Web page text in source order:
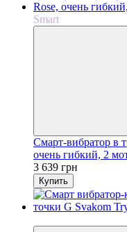
Smart
Смарт-вибратор в
очень гибкий, 2
3 639 грн
Купить